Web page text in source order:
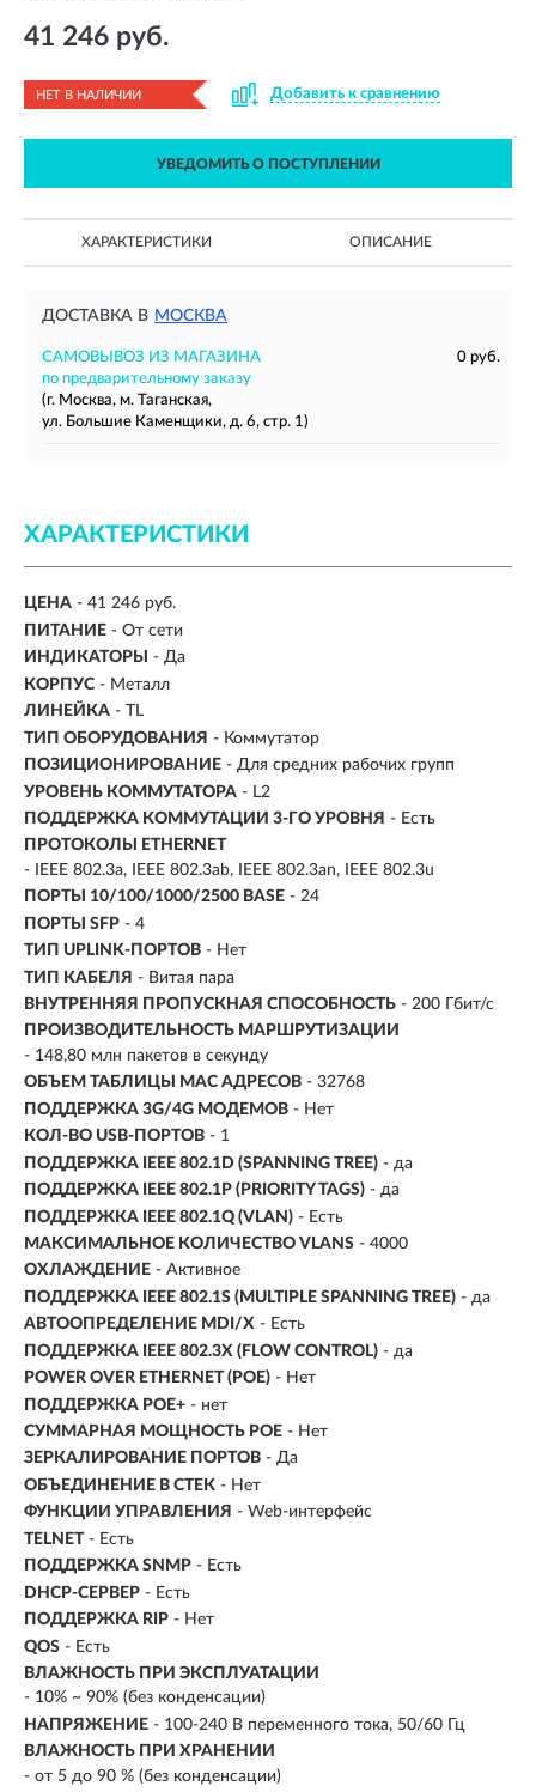
41 246 руб.
НЕТ В НАЛИЧИИ Добавить к сравнению
УВЕДОМИТЬ О ПОСТУПЛЕНИИ
ХАРАКТЕРИСТИКИ ОПИСАНИЕ
ДОСТАВКА В МОСКВА
САМОВЫВОЗ ИЗ МАГАЗИНА
0 руб.
по предварительному заказу
(г. Москва, м. Таганская,
ул. Большие Каменщики, д. 6, стр. 1)
ХАРАКТЕРИСТИКИ
ЦЕНА - 41 246 руб.
ПИТАНИЕ - От сети
ИНДИКАТОРЫ
- Да
КОРПУС - Металл
ЛИНЕЙКА - TL
ТИП ОБОРУДОВАНИЯ - Коммутатор
ПОЗИЦИОНИРОВАНИЕ - Для средних рабочих групп
УРОВЕНЬ КОММУТАТОРА - L2
ПОДДЕРЖКА КОММУТАЦИИ 3-ГО УРОВНЯ - Есть
ПРОТОКОЛЫ ETHERNET
- IEEE 802.3a, IEEE 802.3ab, IEEE 802.3an, IEEE 802.3u
ПОРТЫ 10/100/1000/2500 BASE - 24
ПОРТЫ SFP - 4
ТИП UPLINK-ПОРТОВ - Нет
ТИП КАБЕЛЯ - Витая пара
ВНУТРЕННЯЯ ПРОПУСКНАЯ СПОСОБНОСТЬ - 200 Гбит/с
ПРОИЗВОДИТЕЛЬНОСТЬ МАРШРУТИЗАЦИИ
- 148,80 млн пакетов в секунду
ОБЪЕМ ТАБЛИЦЫ MAC АДРЕСОВ - 32768
ПОДДЕРЖКА 3G/4G МОДЕМОВ - Нет
КОЛ-ВО USB-ПОРТОВ - 1
ПОДДЕРЖКА IEEE 802.1D (SPANNING TREE) - да
ПОДДЕРЖКА IEEE 802.1P (PRIORITY TAGS) - да
ПОДДЕРЖКА IEEE 802.1Q (VLAN) - Есть
МАКСИМАЛЬНОЕ КОЛИЧЕСТВО VLANS - 4000
ОХЛАЖДЕНИЕ - Активное
ПОДДЕРЖКА IEEE 802.1S (MULTIPLE SPANNING TREE) - да
АВТООПРЕДЕЛЕНИЕ MDI/X - Есть
ПОДДЕРЖКА IEEE 802.3X (FLOW CONTROL) - да
POWER OVER ETHERNET (POE) - Нет
ПОДДЕРЖКА POE+ - нет
СУММАРНАЯ МОЩНОСТЬ POE - Нет
ЗЕРКАЛИРОВАНИЕ ПОРТОВ - Да
ОБЪЕДИНЕНИЕ В СТЕК - Нет
ФУНКЦИИ УПРАВЛЕНИЯ - Web-интерфейс
TELNET - Есть
ПОДДЕРЖКА SNMP - Есть
DHCP-СЕРВЕР - Есть
ПОДДЕРЖКА RIP - Нет
QOS - Есть
ВЛАЖНОСТЬ ПРИ ЭКСПЛУАТАЦИИ
- 10% ~ 90% (без конденсации)
НАПРЯЖЕНИЕ - 100-240 В переменного тока, 50/60 Гц
ВЛАЖНОСТЬ ПРИ ХРАНЕНИИ
- от 5 до 90 % (без конденсации)